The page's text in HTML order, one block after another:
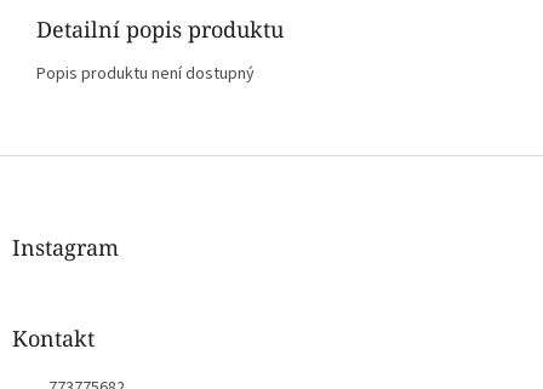
Detailní popis produktu
Popis produktu není dostupný
Z
Instagram
Kontakt